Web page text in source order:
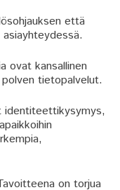
että
ovat kansallinen
tietopalvelut.
identiteettikysymys,
on torjua